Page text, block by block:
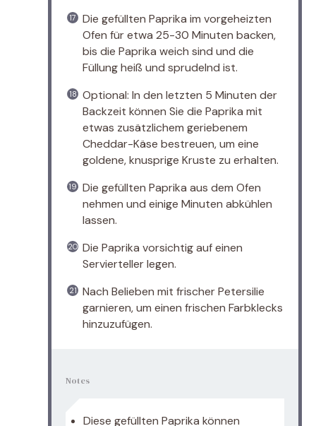
Die gefüllten Paprika im vorgeheizten
Ofen für etwa 25-30 Minuten backen,
bis die Paprika weich sind und die
Füllung heiß und sprudelnd ist.
Optional: In den letzten 5 Minuten der
Backzeit können Sie die Paprika mit
etwas zusätzlichem geriebenem
Cheddar-Käse bestreuen, um eine
goldene, knusprige Kruste zu erhalten.
Die gefüllten Paprika aus dem Ofen
nehmen und einige Minuten abkühlen
lassen.
Die Paprika vorsichtig auf einen
Servierteller legen.
Nach Belieben mit frischer Petersilie
garnieren, um einen frischen Farbklecks
hinzuzufügen.
Notes
Diese gefüllten Paprika können